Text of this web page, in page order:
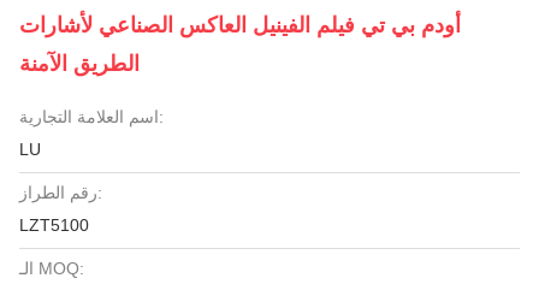
أودم بي تي فيلم الفينيل العاكس الصناعي لأشارات
الطريق الآمنة
اسم العلامة التجارية:
LU
رقم الطراز:
LZT5100
الـ MOQ: